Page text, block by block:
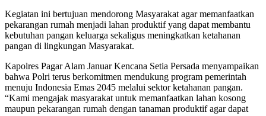
Kegiatan ini bertujuan mendorong Masyarakat agar memanfaatkan
pekarangan rumah menjadi lahan produktif yang dapat membantu
kebutuhan pangan keluarga sekaligus meningkatkan ketahanan
pangan di lingkungan Masyarakat.
Kapolres Pagar Alam Januar Kencana Setia Persada menyampaikan
bahwa Polri terus berkomitmen mendukung program pemerintah
menuju Indonesia Emas 2045 melalui sektor ketahanan pangan.
“Kami mengajak masyarakat untuk memanfaatkan lahan kosong
maupun pekarangan rumah dengan tanaman produktif agar dapat